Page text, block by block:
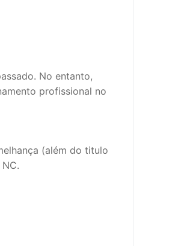
No entanto,
profissional no
(além do titulo